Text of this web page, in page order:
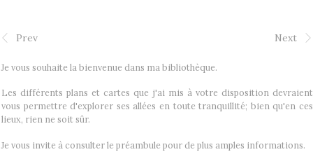
Prev Next
Je vous souhaite la bienvenue dans ma bibliothèque.
Les différents plans et cartes que j'ai mis à votre disposition devraient
vous permettre d'explorer ses allées en toute tranquillité; bien qu'en ces
lieux, rien ne soit sûr.
Je vous invite à consulter le préambule pour de plus amples informations.